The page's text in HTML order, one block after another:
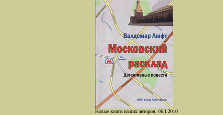
Новые книги наших авторов, 06.I.2010